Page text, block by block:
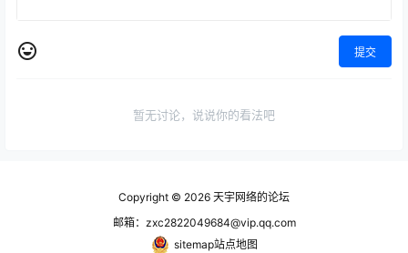
提交
暂无讨论，说说你的看法吧
Copyright © 2026 天宇网络的论坛
邮箱：zxc2822049684@vip.qq.com
sitemap站点地图